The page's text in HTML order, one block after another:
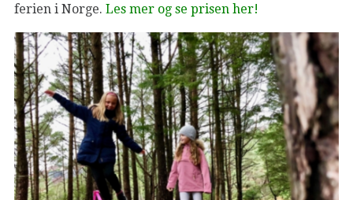
ferien i Norge. Les mer og se prisen her!